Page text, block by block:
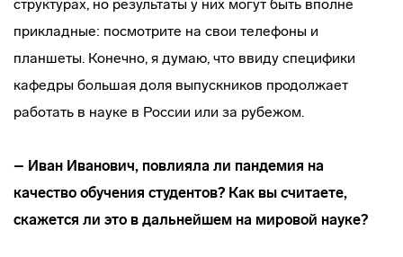
структурах, но результаты у них могут быть вполне
прикладные: посмотрите на свои телефоны и
планшеты. Конечно, я думаю, что ввиду специфики
кафедры большая доля выпускников продолжает
работать в науке в России или за рубежом.
– Иван Иванович, повлияла ли пандемия на
качество обучения студентов? Как вы считаете,
скажется ли это в дальнейшем на мировой науке?